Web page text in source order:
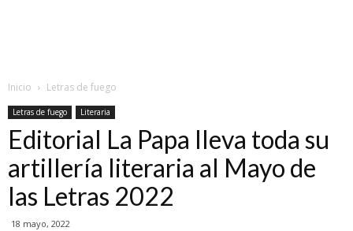
Inicio Letras de fuego
Letras de fuego Literaria
Editorial La Papa lleva toda su
artillería literaria al Mayo de
las Letras 2022
18 mayo, 2022